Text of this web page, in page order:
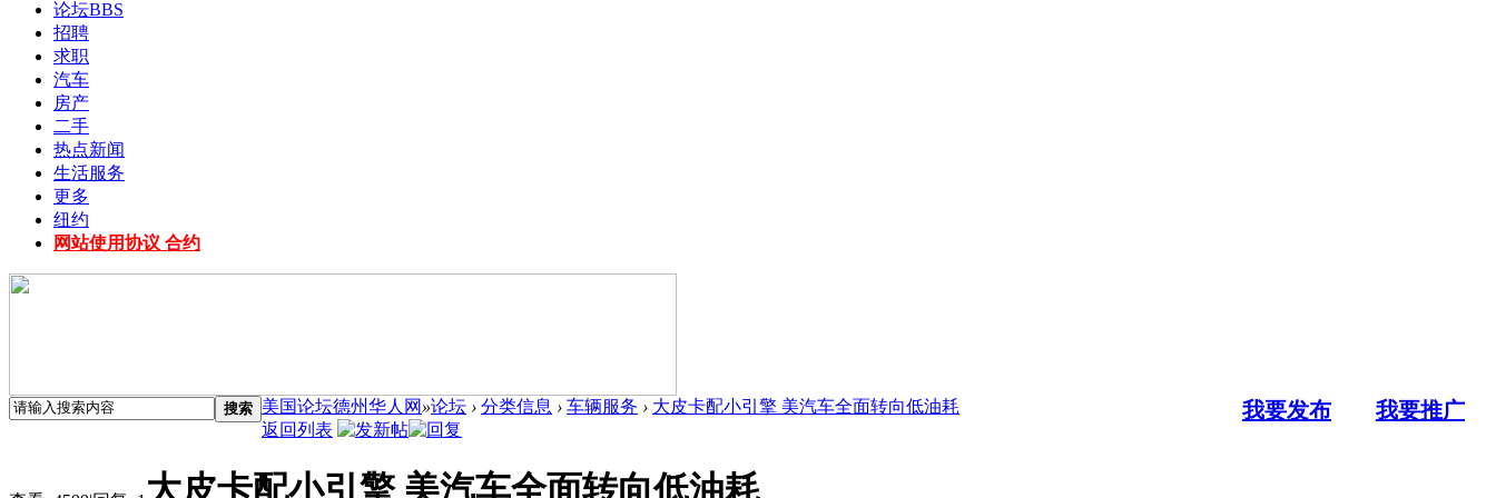
论坛BBS
招聘
求职
汽车
房产
二手
热点新闻
生活服务
更多
纽约
网站使用协议 合约
搜索 我要发布 我要推广
美国论坛德州华人网 »论坛 › 分类信息 › 车辆服务 › 大皮卡配小引擎 美汽车全面转向低油耗
返回列表
大皮卡配小引擎 美汽车全面转向低油耗